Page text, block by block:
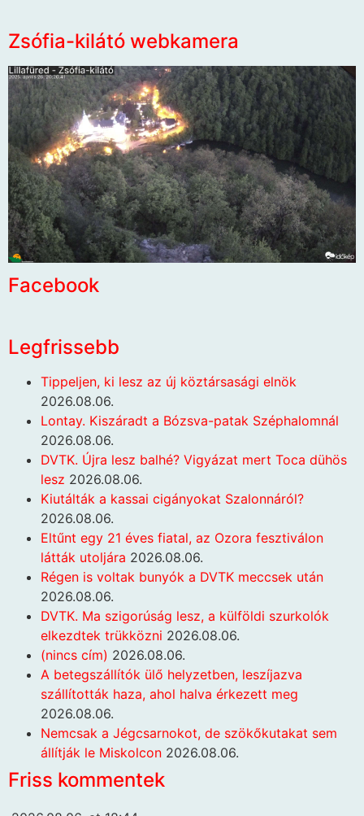
Zsófia-kilátó webkamera
Facebook
Legfrissebb
Tippeljen, ki lesz az új köztársasági elnök
2026.08.06.
Lontay. Kiszáradt a Bózsva-patak Széphalomnál
2026.08.06.
DVTK. Újra lesz balhé? Vigyázat mert Toca dühös
lesz 2026.08.06.
Kiutálták a kassai cigányokat Szalonnáról?
2026.08.06.
Eltűnt egy 21 éves fiatal, az Ozora fesztiválon
látták utoljára 2026.08.06.
Régen is voltak bunyók a DVTK meccsek után
2026.08.06.
DVTK. Ma szigorúság lesz, a külföldi szurkolók
elkezdtek trükközni 2026.08.06.
(nincs cím) 2026.08.06.
A betegszállítók ülő helyzetben, leszíjazva
szállították haza, ahol halva érkezett meg
2026.08.06.
Nemcsak a Jégcsarnokot, de szökőkutakat sem
állítják le Miskolcon 2026.08.06.
Friss kommentek